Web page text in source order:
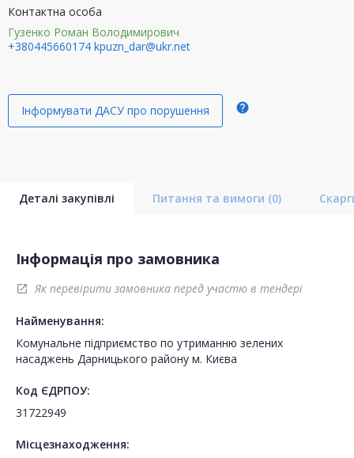
Контактна особа
Гузенко Роман Володимирович
+380445660174 kpuzn_dar@ukr.net
Інформувати ДАСУ про порушення help
Деталі закупівлі Питання та вимоги (0)
Інформація про замовника
open_in_new Як перевірити замовника перед участю в тендері
Найменування:
Комунальне підприємство по утриманню зелених
насаджень Дарницького району м. Києва
Код ЄДРПОУ:
31722949
Місцезнаходження: